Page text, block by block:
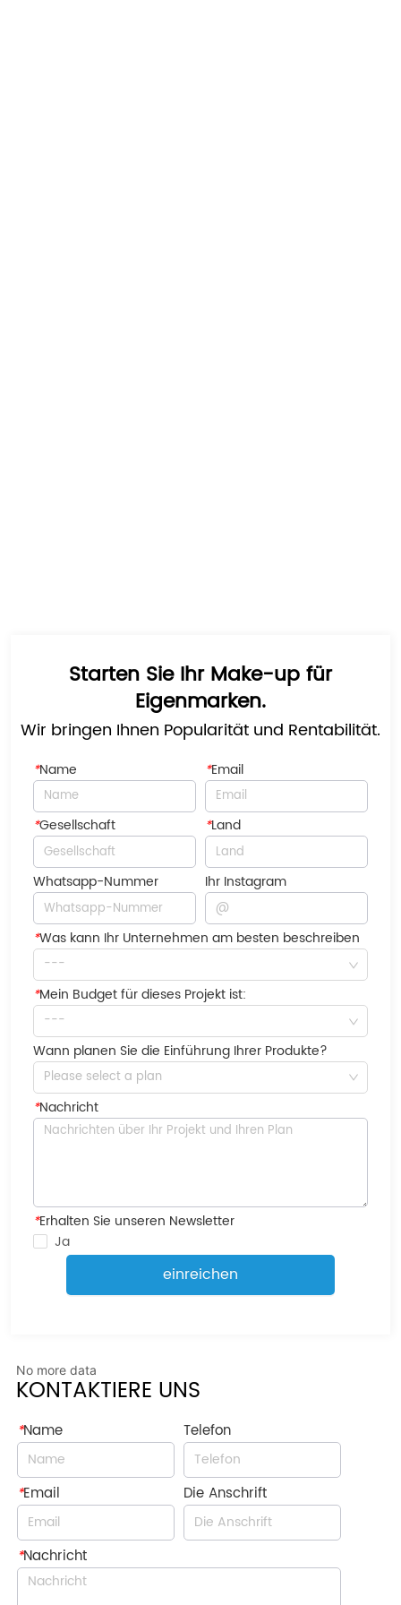
Starten Sie Ihr Make-up für
Eigenmarken.
Wir bringen Ihnen Popularität und Rentabilität.
*Name *Email
*Gesellschaft *Land
Whatsapp-Nummer Ihr Instagram
*Was kann Ihr Unternehmen am besten beschreiben
---
*Mein Budget für dieses Projekt ist:
---
Wann planen Sie die Einführung Ihrer Produkte?
Please select a plan
*Nachricht
*Erhalten Sie unseren Newsletter
Ja
einreichen
No more data
KONTAKTIERE UNS
*Name Telefon
*Email Die Anschrift
*Nachricht